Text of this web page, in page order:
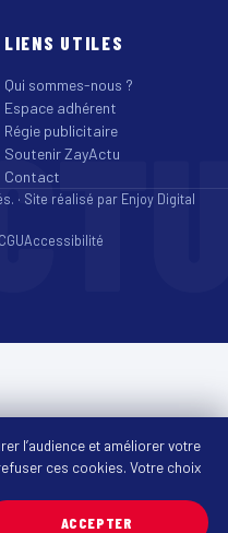
LIENS UTILES
Qui sommes-nous ?
Espace adhérent
Régie publicitaire
Soutenir ZayActu
Contact
· Site réalisé par Enjoy Digital
CGUAccessibilité
l’audience et améliorer votre
ces cookies. Votre choix
ACCEPTER